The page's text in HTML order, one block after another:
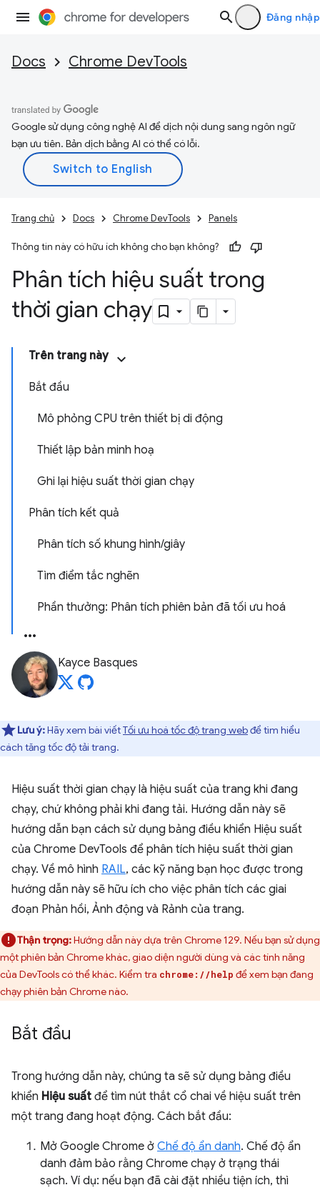
Đăng nhập
Docs Chrome DevTools
Google sử dụng công nghệ AI để dịch nội dung sang ngôn ngữ
bạn ưu tiên. Bản dịch bằng AI có thể có lỗi.
Trang chủ Docs Chrome DevTools Panels
Thông tin này có hữu ích không cho bạn không?
Phân tích hiệu suất trong
thời gian chạy
Trên trang này
Bắt đầu
Mô phỏng CPU trên thiết bị di động
Thiết lập bản minh hoạ
Ghi lại hiệu suất thời gian chạy
Phân tích kết quả
Phân tích số khung hình/giây
Tìm điểm tắc nghẽn
Phần thưởng: Phân tích phiên bản đã tối ưu hoá
Kayce Basques
Lưu ý:Hãy xem bài viếtTối ưu hoá tốc độ trang webđể tìm hiểu
cách tăng tốc độ tải trang.
Hiệu suất thời gian chạy là hiệu suất của trang khi đang
chạy, chứ không phải khi đang tải. Hướng dẫn này sẽ
hướng dẫn bạn cách sử dụng bảng điều khiển Hiệu suất
của Chrome DevTools để phân tích hiệu suất thời gian
chạy. Về mô hình RAIL, các kỹ năng bạn học được trong
hướng dẫn này sẽ hữu ích cho việc phân tích các giai
đoạn Phản hồi, Ảnh động và Rảnh của trang.
Thận trọng:Hướng dẫn này dựa trên Chrome 129. Nếu bạn sử dụng
một phiên bản Chrome khác, giao diện người dùng và các tính năng
của DevTools có thể khác. Kiểm tra chrome://help để xem bạn đang
chạy phiên bản Chrome nào.
Bắt đầu
Trong hướng dẫn này, chúng ta sẽ sử dụng bảng điều
khiển Hiệu suất để tìm nút thắt cổ chai về hiệu suất trên
một trang đang hoạt động. Cách bắt đầu:
Mở Google Chrome ở Chế độ ẩn danh. Chế độ ẩn
danh đảm bảo rằng Chrome chạy ở trạng thái
sạch. Ví dụ: nếu bạn đã cài đặt nhiều tiện ích, thì